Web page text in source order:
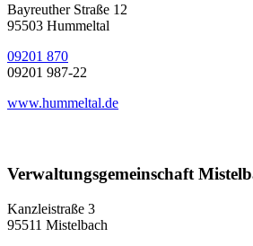
Bayreuther Straße 12
95503 Hummeltal
09201 870
09201 987-22
www.hummeltal.de
Verwaltungsgemeinschaft
Kanzleistraße 3
95511 Mistelbach